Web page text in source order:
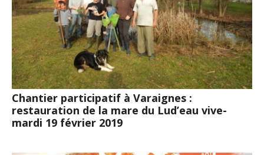
Chantier participatif à Varaignes :
restauration de la mare du Lud’eau vive-
mardi 19 février 2019